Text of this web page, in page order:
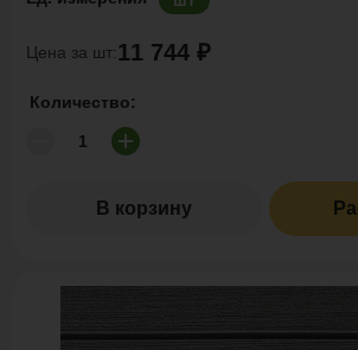
Цена за шт:11 744 ₽
Количество:
В корзину